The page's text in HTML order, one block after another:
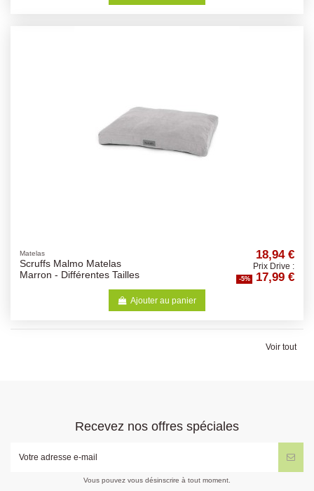
Matelas
Scruffs Malmo Matelas
Marron - Différentes Tailles
18,94 €
Prix Drive :
-5% 17,99 €
Ajouter au panier
Voir tout
Recevez nos offres spéciales
Vous pouvez vous désinscrire à tout moment.